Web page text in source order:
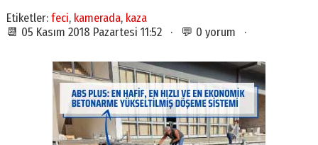
Etiketler: feci, kamerada, kaza
📆 05 Kasım 2018 Pazartesi 11:52 · 💬 0 yorum ·